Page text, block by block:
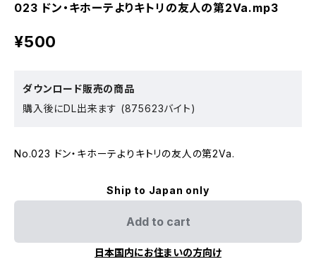
023 ドン・キホーテよりキトリの友人の第2Va.mp3
¥500
ダウンロード販売の商品
購入後にDL出来ます (875623バイト)
No.023 ドン・キホーテよりキトリの友人の第2Va.
Ship to Japan only
Add to cart
日本国内にお住まいの方向け